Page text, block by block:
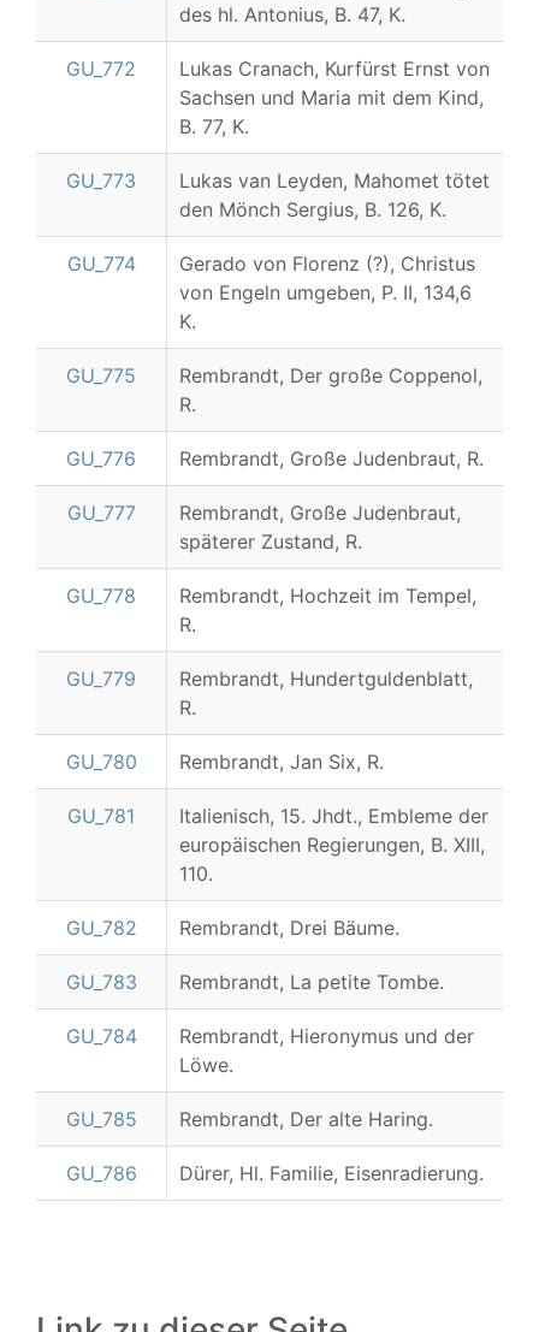
des hl. Antonius, B. 47, K.
GU_772
Lukas Cranach, Kurfürst Ernst von
Sachsen und Maria mit dem Kind,
B. 77, K.
GU_773
Lukas van Leyden, Mahomet tötet
den Mönch Sergius, B. 126, K.
GU_774
Gerado von Florenz (?), Christus
von Engeln umgeben, P. II, 134,6
K.
GU_775
Rembrandt, Der große Coppenol,
R.
GU_776 Rembrandt, Große Judenbraut, R.
GU_777
Rembrandt, Große Judenbraut,
späterer Zustand, R.
GU_778
Rembrandt, Hochzeit im Tempel,
R.
GU_779
Rembrandt, Hundertguldenblatt,
R.
GU_780 Rembrandt, Jan Six, R.
GU_781
Italienisch, 15. Jhdt., Embleme der
europäischen Regierungen, B. XIII,
110.
GU_782 Rembrandt, Drei Bäume.
GU_783 Rembrandt, La petite Tombe.
GU_784
Rembrandt, Hieronymus und der
Löwe.
GU_785 Rembrandt, Der alte Haring.
GU_786 Dürer, Hl. Familie, Eisenradierung.